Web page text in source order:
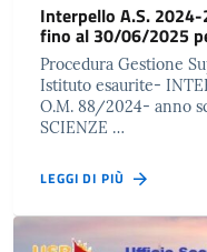
Interpello A.S.
fino al 30/06/2025
Procedura Gestione
Istituto esaurite-
O.M. 88/2024- anno
SCIENZE …
LEGGI DI PIÙ